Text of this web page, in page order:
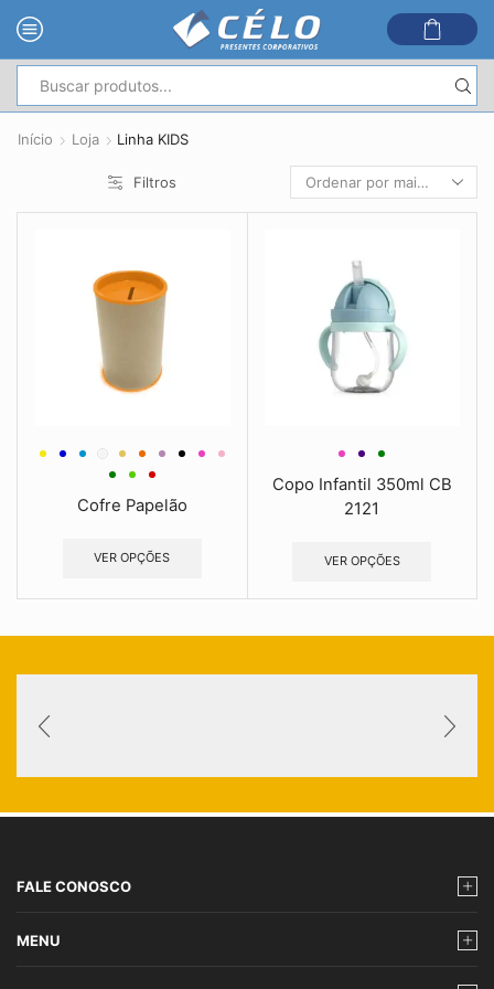
de
Início Loja Linha KIDS
Filtros
Cofre Papelão
VER OPÇÕES
Copo Infantil 350ml CB
2121
VER OPÇÕES
FALE CONOSCO
MENU